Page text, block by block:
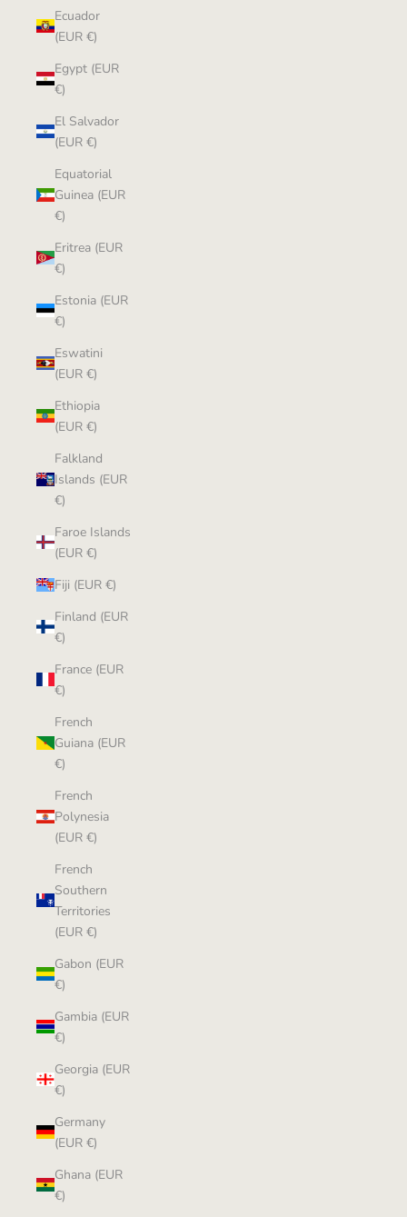
Ecuador
(EUR €)
Egypt (EUR
€)
El Salvador
(EUR €)
Equatorial
Guinea (EUR
€)
Eritrea (EUR
€)
Estonia (EUR
€)
Eswatini
(EUR €)
Ethiopia
(EUR €)
Falkland
Islands (EUR
€)
Faroe Islands
(EUR €)
Fiji (EUR €)
Finland (EUR
€)
France (EUR
€)
French
Guiana (EUR
€)
French
Polynesia
(EUR €)
French
Southern
Territories
(EUR €)
Gabon (EUR
€)
Gambia (EUR
€)
Georgia (EUR
€)
Germany
(EUR €)
Ghana (EUR
€)